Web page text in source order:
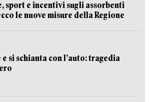
sport e incentivi sugli assorbenti
le nuove misure della Regione
si schianta con l’auto: tragedia